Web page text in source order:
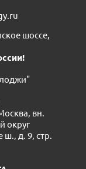
шоссе,
вн.
округ
ш., д. 9, стр.